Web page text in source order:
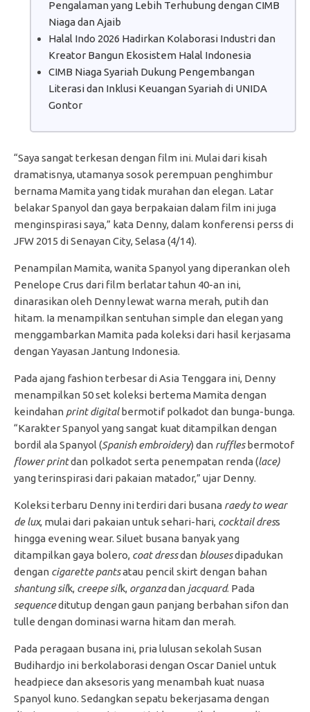
Pengalaman yang Lebih Terhubung dengan CIMB
Niaga dan Ajaib
Halal Indo 2026 Hadirkan Kolaborasi Industri dan
Kreator Bangun Ekosistem Halal Indonesia
CIMB Niaga Syariah Dukung Pengembangan
Literasi dan Inklusi Keuangan Syariah di UNIDA
Gontor
“Saya sangat terkesan dengan film ini. Mulai dari kisah
dramatisnya, utamanya sosok perempuan penghimbur
bernama Mamita yang tidak murahan dan elegan. Latar
belakar Spanyol dan gaya berpakaian dalam film ini juga
menginspirasi saya,” kata Denny, dalam konferensi perss di
JFW 2015 di Senayan City, Selasa (4/14).
Penampilan Mamita, wanita Spanyol yang diperankan oleh
Penelope Crus dari film berlatar tahun 40-an ini,
dinarasikan oleh Denny lewat warna merah, putih dan
hitam. Ia menampilkan sentuhan simple dan elegan yang
menggambarkan Mamita pada koleksi dari hasil kerjasama
dengan Yayasan Jantung Indonesia.
Pada ajang fashion terbesar di Asia Tenggara ini, Denny
menampilkan 50 set koleksi bertema Mamita dengan
keindahan print digitalbermotif polkadot dan bunga-bunga.
“Karakter Spanyol yang sangat kuat ditampilkan dengan
bordil ala Spanyol (Spanish embroidery) dan rufflesbermotof
flower printdan polkadot serta penempatan renda (lace)
yang terinspirasi dari pakaian matador,” ujar Denny.
Koleksi terbaru Denny ini terdiri dari busana raedy to wear
de lux, mulai dari pakaian untuk sehari-hari, cocktail dress
hingga evening wear. Siluet busana banyak yang
ditampilkan gaya bolero, coat dressdan blousesdipadukan
dengan cigarette pantsatau pencil skirt dengan bahan
shantung silk, creepe silk, organzadan jacquard. Pada
sequenceditutup dengan gaun panjang berbahan sifon dan
tulle dengan dominasi warna hitam dan merah.
Pada peragaan busana ini, pria lulusan sekolah Susan
Budihardjo ini berkolaborasi dengan Oscar Daniel untuk
headpiece dan aksesoris yang menambah kuat nuasa
Spanyol kuno. Sedangkan sepatu bekerjasama dengan